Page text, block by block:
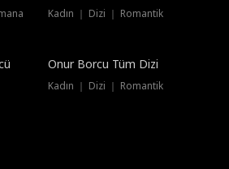
Kadın ｜ Dizi ｜ Romantik
Dublajlı
Onur Borcu Tüm Dizi
Kadın ｜ Dizi ｜ Romantik